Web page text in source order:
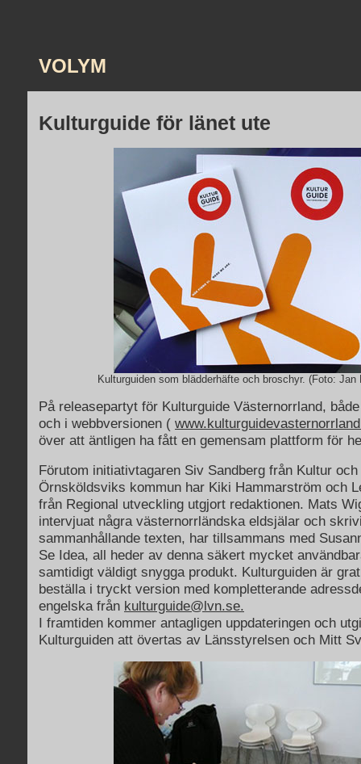
VOLYM
Kulturguide för länet ute
Kulturguiden som blädderhäfte och broschyr. (Foto: Jan
På releasepartyt för Kulturguide Västernorrland,
och i webbversionen (
över att äntligen ha fått en gemensam plattform för
Förutom initiativtagaren Siv Sandberg från Kultur
Örnsköldsviks kommun har Kiki Hammarström och
från Regional utveckling utgjort redaktionen. Mats
intervjuat några västernorrländska eldsjälar och
sammanhållande texten, har tillsammans med
Se Idea, all heder av denna säkert mycket
samtidigt väldigt snygga produkt. Kulturguiden är
beställa i tryckt version med kompletterande
engelska från kulturguide@lvn.se.
I framtiden kommer antagligen uppdateringen och
Kulturguiden att övertas av Länsstyrelsen och Mitt